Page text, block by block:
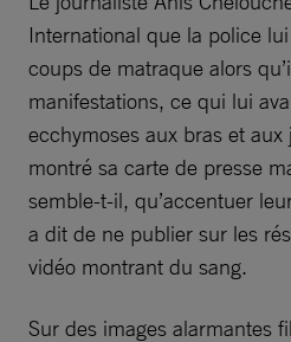
International que la police
coups de matraque alors
manifestations, ce qui lui
ecchymoses aux bras et
montré sa carte de presse
semble-t-il, qu’accentuer
a dit de ne publier sur les
vidéo montrant du sang.
Sur des images alarmantes